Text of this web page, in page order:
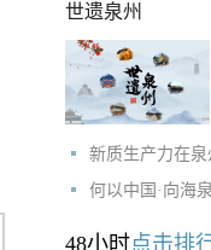
世遗泉州
新质生产力在泉
何以中国·向海
48小时点击排